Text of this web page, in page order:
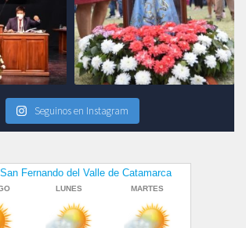
Seguinos en Instagram